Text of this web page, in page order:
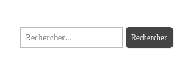
Rechercher :